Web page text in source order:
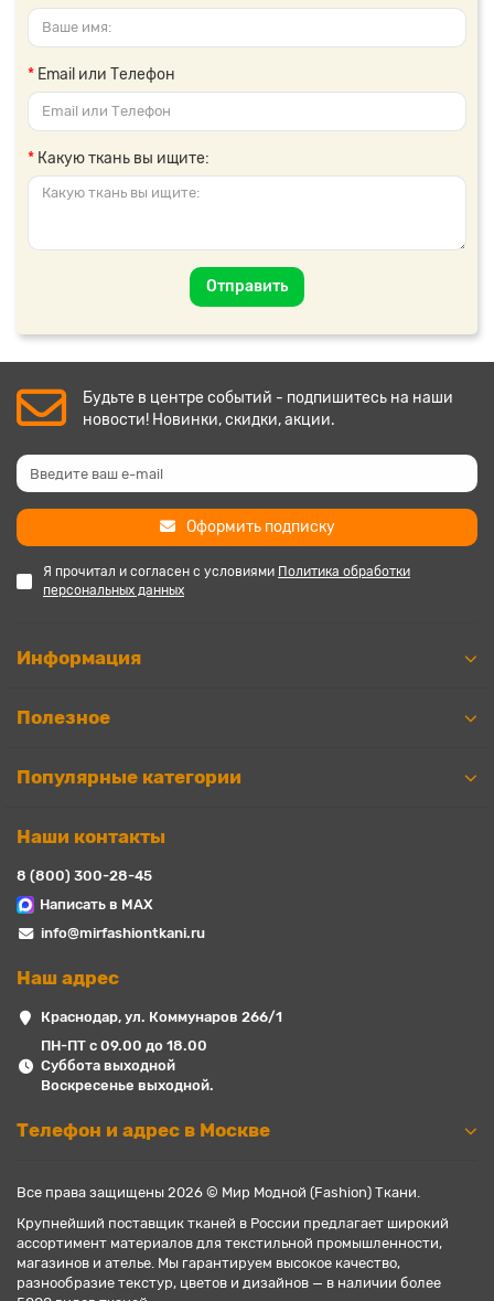
Email или Телефон
Какую ткань вы ищите:
Отправить
Будьте в центре событий - подпишитесь на наши
новости! Новинки, скидки, акции.
Оформить подписку
Я прочитал и согласен с условиями Политика обработки
персональных данных
Информация
Полезное
Популярные категории
Наши контакты
8 (800) 300-28-45
Написать в MAX
info@mirfashiontkani.ru
Наш адрес
Краснодар, ул. Коммунаров 266/1
ПН-ПТ с 09.00 до 18.00
Суббота выходной
Воскресенье выходной.
Телефон и адрес в Москве
Все права защищены 2026 © Мир Модной (Fashion) Ткани.
Крупнейший поставщик тканей в России предлагает широкий
ассортимент материалов для текстильной промышленности,
магазинов и ателье. Мы гарантируем высокое качество,
разнообразие текстур, цветов и дизайнов — в наличии более